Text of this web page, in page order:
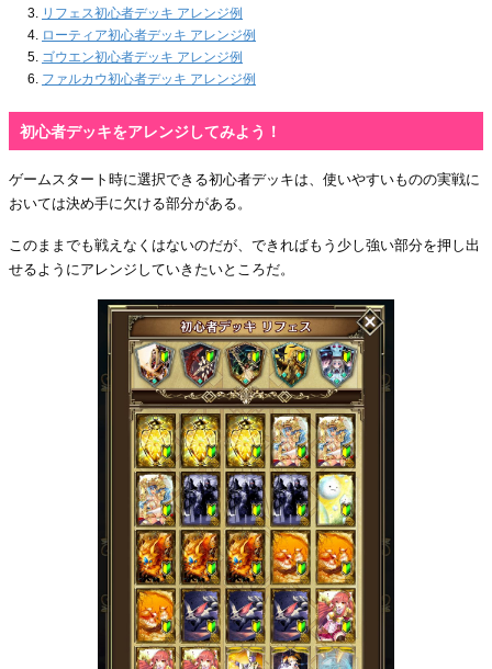
リフェス初心者デッキ アレンジ例
ローティア初心者デッキ アレンジ例
ゴウエン初心者デッキ アレンジ例
ファルカウ初心者デッキ アレンジ例
初心者デッキをアレンジしてみよう！
ゲームスタート時に選択できる初心者デッキは、使いやすいものの実戦に
おいては決め手に欠ける部分がある。
このままでも戦えなくはないのだが、できればもう少し強い部分を押し出
せるようにアレンジしていきたいところだ。